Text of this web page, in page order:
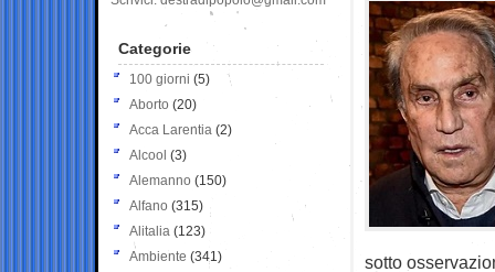
sotto
Categorie
100 giorni (5)
Aborto (20)
Acca Larentia (2)
Alcool (3)
Alemanno (150)
Alfano (315)
Alitalia (123)
Ambiente (341)